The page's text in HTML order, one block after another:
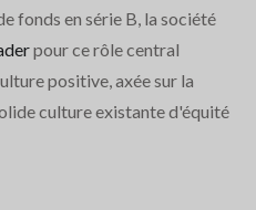
fonds en série B, la société
pour ce rôle central
positive, axée sur la
culture existante d'équité